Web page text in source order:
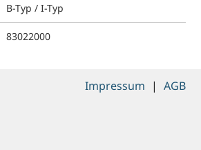
B-Typ / I-Typ
83022000
Impressum | AGB